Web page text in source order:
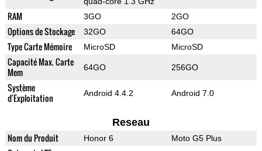
RAM 3GO 2GO
Options de Stockage 32GO 64GO
Type Carte Mémoire MicroSD MicroSD
Capacité Max. Carte
Mem
64GO 256GO
Système
d'Exploitation
Android 4.4.2 Android 7.0
Reseau
Nom du Produit Honor 6 Moto G5 Plus